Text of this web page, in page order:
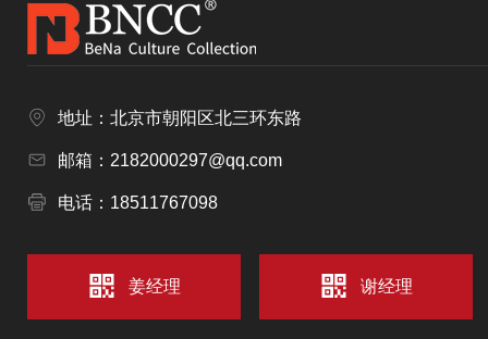
地址：北京市朝阳区北三环东路
邮箱：2182000297@qq.com
电话：18511767098
姜经理 谢经理